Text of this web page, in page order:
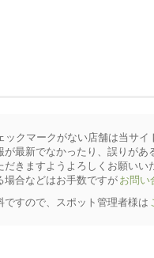
ックマークがない店舗は当サ
が最新でなかったり、誤りが
きますようよろしくお願いい
場合などはお手数ですがお問い
すので、スポット管理者様は